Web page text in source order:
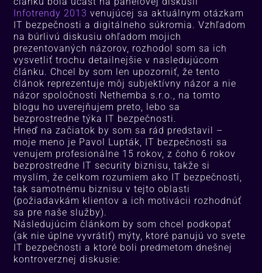
Infotrendy 2013 venujúcej sa aktuálnym otázkam
IT bezpečnosti a digitálneho súkromia. Vzhľadom
na búrlivú diskusiu ohľadom mojich
prezentovaných názorov, rozhodol som sa ich
vysvetliť trochu detailnejšie v nasledujúcom
článku. Chcel by som len upozorniť, že tento
článok reprezentuje môj subjektívny názor a nie
názor spoločnosti Nethemba s.r.o., na tomto
blogu ho uverejňujem preto, lebo sa
bezprostredne týka IT bezpečnosti.
Hneď na začiatok by som sa rád predstavil –
moje meno je Pavol Lupták, IT bezpečnosti sa
venujem profesionálne 15 rokov, z čoho 6 rokov
bezprostredne IT security biznisu, takže si
myslím, že celkom rozumiem ako IT bezpečnosti,
tak samotnému biznisu v tejto oblasti
(požiadavkám klientov a ich motivácii rozhodnúť
sa pre naše služby).
Následujúcim článkom by som chcel podkopať
(ak nie úplne vyvrátiť) mýty, ktoré panujú vo svete
IT bezpečnosti a ktoré boli predmetom dnešnej
kontroverznej diskusie: